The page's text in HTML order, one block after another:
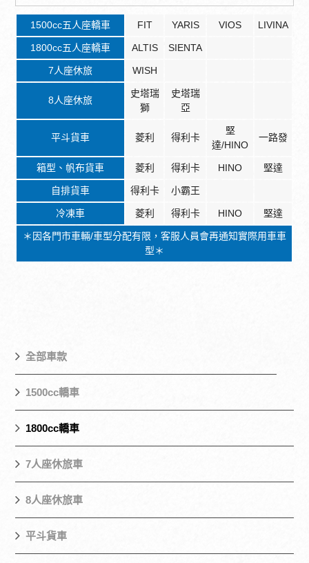
1500cc五人座轎車 FIT YARIS VIOS LIVINA
1800cc五人座轎車 ALTIS SIENTA
7人座休旅 WISH
8人座休旅
史塔瑞
獅
史塔瑞
亞
平斗貨車 菱利 得利卡
堅
達/HINO
一路發
箱型、帆布貨車 菱利 得利卡 HINO 堅達
自排貨車 得利卡 小霸王
冷凍車 菱利 得利卡 HINO 堅達
＊因各門市車輛/車型分配有限，客服人員會再通知實際用車車
型＊
全部車款
1500cc轎車
1800cc轎車
7人座休旅車
8人座休旅車
平斗貨車